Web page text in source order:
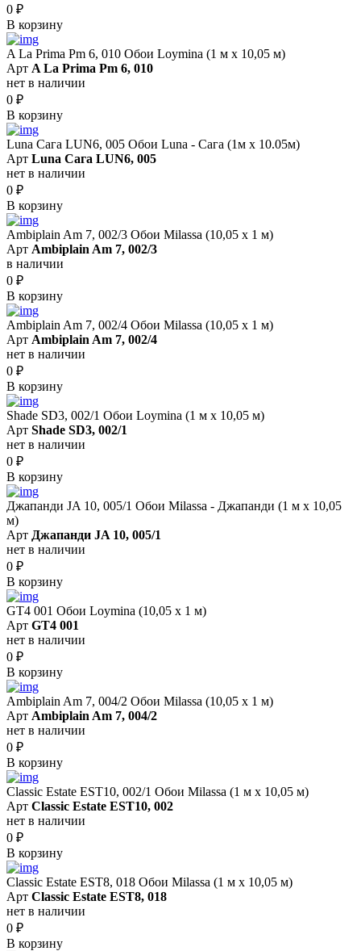
0 ₽
В корзину
A La Prima Pm 6, 010 Обои Loymina (1 м х 10,05 м)
Арт A La Prima Pm 6, 010
нет в наличии
0 ₽
В корзину
Luna Сага LUN6, 005 Обои Luna - Сага (1м х 10.05м)
Арт Luna Сага LUN6, 005
нет в наличии
0 ₽
В корзину
Ambiplain Am 7, 002/3 Обои Milassa (10,05 х 1 м)
Арт Ambiplain Am 7, 002/3
в наличии
0 ₽
В корзину
Ambiplain Am 7, 002/4 Обои Milassa (10,05 х 1 м)
Арт Ambiplain Am 7, 002/4
нет в наличии
0 ₽
В корзину
Shade SD3, 002/1 Обои Loymina (1 м х 10,05 м)
Арт Shade SD3, 002/1
нет в наличии
0 ₽
В корзину
Джапанди JA 10, 005/1 Обои Milassa - Джапанди (1 м х 10,05
м)
Арт Джапанди JA 10, 005/1
нет в наличии
0 ₽
В корзину
GT4 001 Обои Loymina (10,05 х 1 м)
Арт GT4 001
нет в наличии
0 ₽
В корзину
Ambiplain Am 7, 004/2 Обои Milassa (10,05 х 1 м)
Арт Ambiplain Am 7, 004/2
нет в наличии
0 ₽
В корзину
Classic Estate EST10, 002/1 Обои Milassa (1 м х 10,05 м)
Арт Classic Estate EST10, 002
нет в наличии
0 ₽
В корзину
Classic Estate EST8, 018 Обои Milassa (1 м х 10,05 м)
Арт Classic Estate EST8, 018
нет в наличии
0 ₽
В корзину